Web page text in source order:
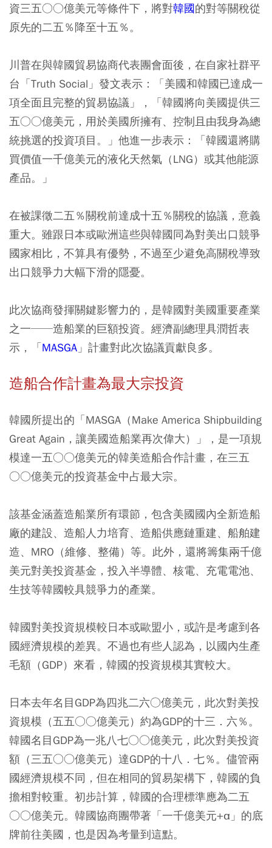
資三五○○億美元等條件下，將對韓國的對等關稅從
原先的二五％降至十五％。
川普在與韓國貿易協商代表團會面後，在自家社群平
台「Truth Social」發文表示：「美國和韓國已達成一
項全面且完整的貿易協議」，「韓國將向美國提供三
五○○億美元，用於美國所擁有、控制且由我身為總
統挑選的投資項目。」他進一步表示：「韓國還將購
買價值一千億美元的液化天然氣（LNG）或其他能源
產品。」
在被課徵二五％關稅前達成十五％關稅的協議，意義
重大。雖跟日本或歐洲這些與韓國同為對美出口競爭
國家相比，不算具有優勢，不過至少避免高關稅導致
出口競爭力大幅下滑的隱憂。
此次協商發揮關鍵影響力的，是韓國對美國重要產業
之一──造船業的巨額投資。經濟副總理具潤哲表
示，「MASGA 」計畫對此次協議貢獻良多。
造船合作計畫為最大宗投資
韓國所提出的「MASGA（Make America Shipbuilding
Great Again，讓美國造船業再次偉大）」，是一項規
模達一五○○億美元的韓美造船合作計畫，在三五
○○億美元的投資基金中占最大宗。
該基金涵蓋造船業所有環節，包含美國國內全新造船
廠的建設、造船人力培育、造船供應鏈重建、船舶建
造、MRO（維修、整備）等。此外，還將籌集兩千億
美元對美投資基金，投入半導體、核電、充電電池、
生技等韓國較具競爭力的產業。
韓國對美投資規模較日本或歐盟小，或許是考慮到各
國經濟規模的差異。不過也有些人認為，以國內生產
毛額（GDP）來看，韓國的投資規模其實較大。
日本去年名目GDP為四兆二六○億美元，此次對美投
資規模（五五○○億美元）約為GDP的十三．六％。
韓國名目GDP為一兆八七○○億美元，此次對美投資
額（三五○○億美元）達GDP的十八．七％。儘管兩
國經濟規模不同，但在相同的貿易架構下，韓國的負
擔相對較重。初步計算，韓國的合理標準應為二五
○○億美元。韓國協商團帶著「一千億美元+α」的底
牌前往美國，也是因為考量到這點。